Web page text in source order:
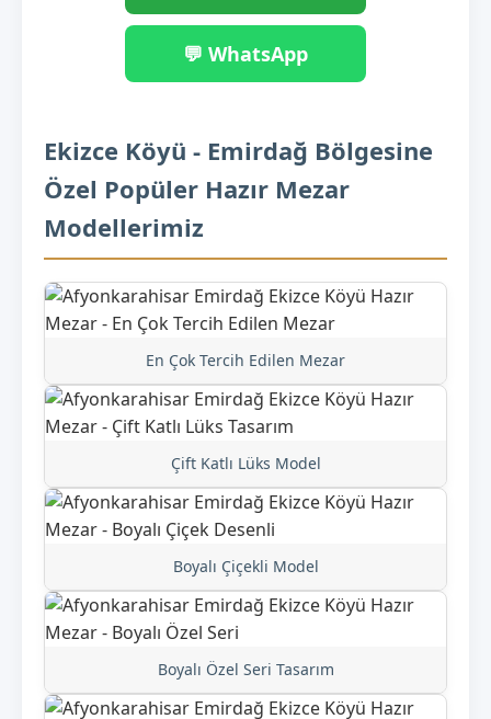
💬 WhatsApp
Ekizce Köyü - Emirdağ Bölgesine
Özel Popüler Hazır Mezar
Modellerimiz
En Çok Tercih Edilen Mezar
Çift Katlı Lüks Model
Boyalı Çiçekli Model
Boyalı Özel Seri Tasarım